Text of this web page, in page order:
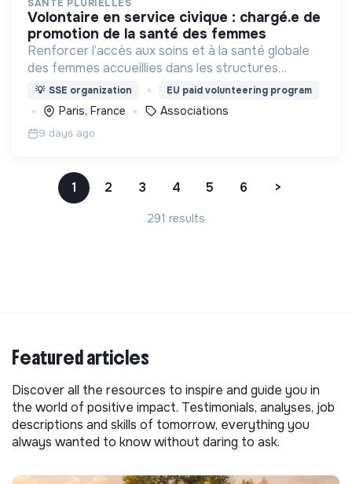
SANTÉ PLURIELLES
volontaire en service civique : chargé.e de
promotion de la santé des femmes
Renforcer l’accès aux soins et à la santé globale
des femmes accueillies dans les structures
sociales d’Île-de-France (centres d’hébergement,
accueils de jour…).
💡 SSE organization EU paid volunteering program
Paris, France Associations
9 days ago
1 2 3 4 5 6 >
291 results
Featured articles
Discover all the resources to inspire and guide you in
the world of positive impact. Testimonials, analyses, job
descriptions and skills of tomorrow, everything you
always wanted to know without daring to ask.